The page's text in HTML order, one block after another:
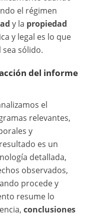
el régimen
y la propiedad
y legal es lo que
sólido.
del informe
el
relevantes,
y
es un
detallada,
observados,
procede y
resume lo
conclusiones